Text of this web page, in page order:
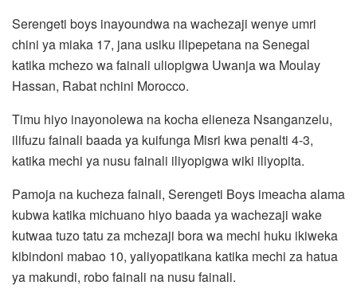
Serengeti boys inayoundwa na wachezaji wenye umri
chini ya miaka 17, jana usiku ilipepetana na Senegal
katika mchezo wa fainali uliopigwa Uwanja wa Moulay
Hassan, Rabat nchini Morocco.
Timu hiyo inayonolewa na kocha elieneza Nsanganzelu,
ilifuzu fainali baada ya kuifunga Misri kwa penalti 4-3,
katika mechi ya nusu fainali iliyopigwa wiki iliyopita.
Pamoja na kucheza fainali, Serengeti Boys imeacha alama
kubwa katika michuano hiyo baada ya wachezaji wake
kutwaa tuzo tatu za mchezaji bora wa mechi huku ikiweka
kibindoni mabao 10, yaliyopatikana katika mechi za hatua
ya makundi, robo fainali na nusu fainali.